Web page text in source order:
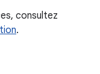
consultez
.